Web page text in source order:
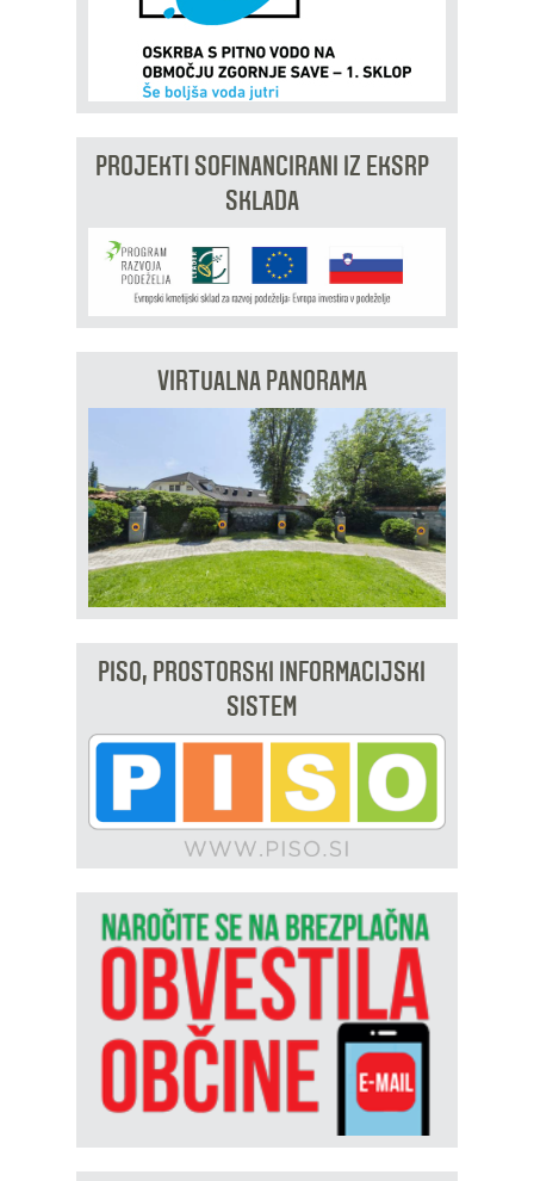
PROJEKTI SOFINANCIRANI IZ EKSRP
SKLADA
VIRTUALNA PANORAMA
PISO, PROSTORSKI INFORMACIJSKI
SISTEM